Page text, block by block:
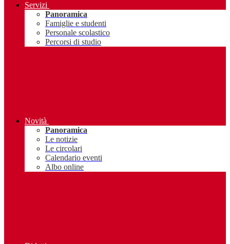
Servizi
Panoramica
Famiglie e studenti
Personale scolastico
Percorsi di studio
Novità
Panoramica
Le notizie
Le circolari
Calendario eventi
Albo online